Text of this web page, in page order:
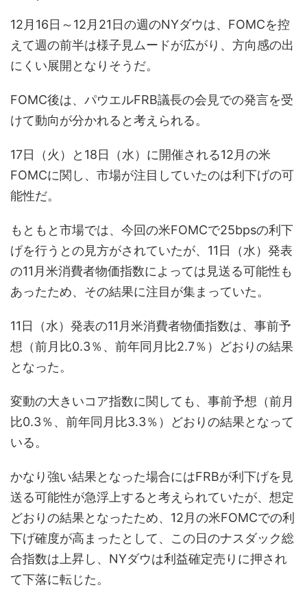
12月16日～12月21日の週のNYダウは、FOMCを控
えて週の前半は様子見ムードが広がり、方向感の出
にくい展開となりそうだ。
FOMC後は、パウエルFRB議長の会見での発言を受
けて動向が分かれると考えられる。
17日（火）と18日（水）に開催される12月の米
FOMCに関し、市場が注目していたのは利下げの可
能性だ。
もともと市場では、今回の米FOMCで25bpsの利下
げを行うとの見方がされていたが、11日（水）発表
の11月米消費者物価指数によっては見送る可能性も
あったため、その結果に注目が集まっていた。
11日（水）発表の11月米消費者物価指数は、事前予
想（前月比0.3％、前年同月比2.7％）どおりの結果
となった。
変動の大きいコア指数に関しても、事前予想（前月
比0.3％、前年同月比3.3％）どおりの結果となって
いる。
かなり強い結果となった場合にはFRBが利下げを見
送る可能性が急浮上すると考えられていたが、想定
どおりの結果となったため、12月の米FOMCでの利
下げ確度が高まったとして、この日のナスダック総
合指数は上昇し、NYダウは利益確定売りに押され
て下落に転じた。